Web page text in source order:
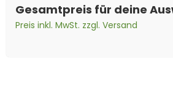
Gesamtpreis für deine
Preis inkl. MwSt. zzgl. Versand